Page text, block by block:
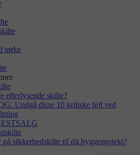
tørke
efterlysende skilte?
Undgå disse 10 kritiske fejl ved